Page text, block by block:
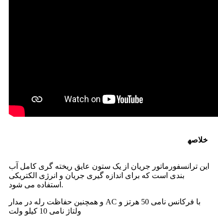
خلاصه
این ترانسفورماتور جریان از یک ستون عایق ریخته گری کامل آب
بندی است که برای اندازه گیری جریان و انرژی الکتریکی
استفاده می شود.
و همچنین حفاظت رله در مدار AC با فرکانس نامی 50 هرتز و
ولتاژ نامی 10 کیلو ولت